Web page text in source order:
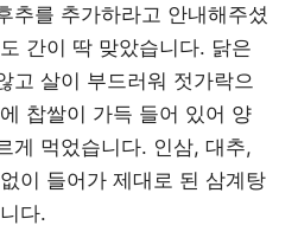
추를 추가하라고 안내해주셨
간이 딱 맞았습니다. 닭은
고 살이 부드러워 젓가락으
찹쌀이 가득 들어 있어 양
게 먹었습니다. 인삼, 대추,
이 들어가 제대로 된 삼계탕
다.